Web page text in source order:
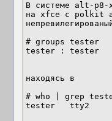
В системе alt-p8-
на xfce с polkit
# groups tester
tester : tester
находясь в
# who | grep
tester   tty2